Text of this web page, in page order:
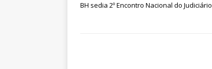
BH sedia 2º Encontro Nacional do Judiciário